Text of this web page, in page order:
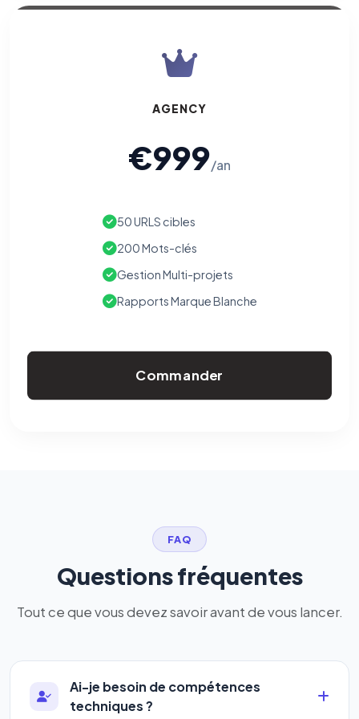
AGENCY
€999/an
50 URLS cibles
200 Mots-clés
Gestion Multi-projets
Rapports Marque Blanche
Commander
FAQ
Questions fréquentes
Tout ce que vous devez savoir avant de vous lancer.
Ai-je besoin de compétences
techniques ?